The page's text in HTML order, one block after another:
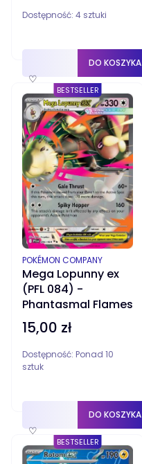
Dostępność: 4 sztuki
♡
DO KOSZYKA
BESTSELLER
Mega Lopunny ex
(PFL 084) -
Phantasmal Flames
PRODUCENT
POKÉMON COMPANY
Cena
15,00 zł
Dostępność: Ponad 10
sztuk
♡
DO KOSZYKA
BESTSELLER